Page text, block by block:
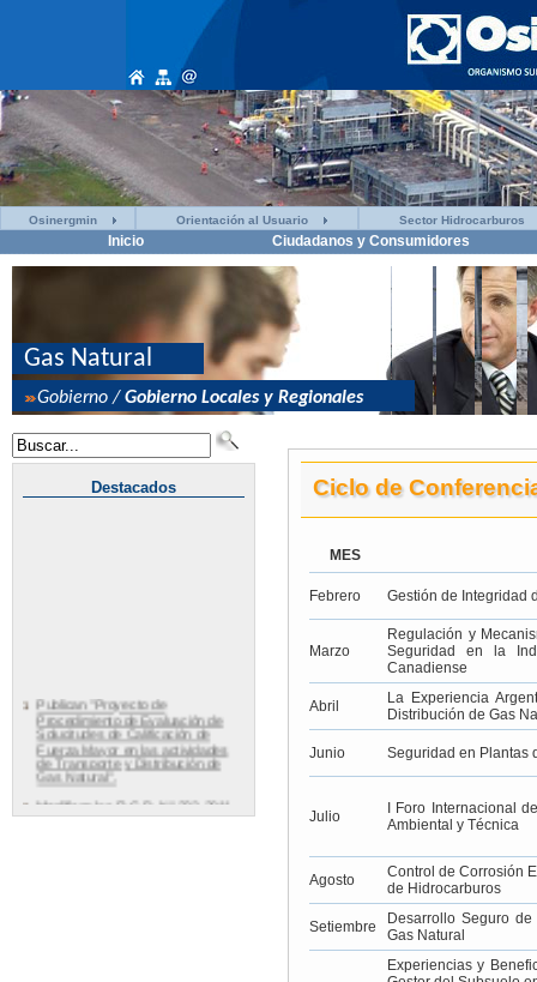
Osinergmin Orientación al Usuario Sector Hidrocarburos
Inicio Ciudadanos y Consumidores